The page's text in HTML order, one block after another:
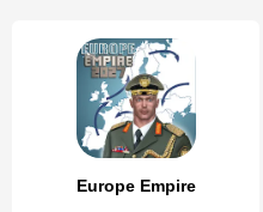
Europe Empire